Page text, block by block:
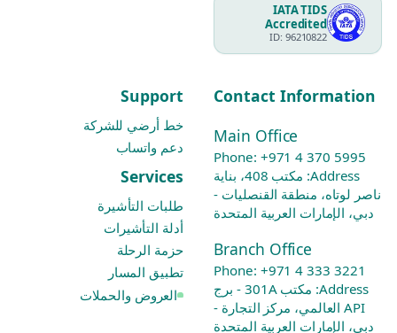
IATA TIDS
Accredited
ID: 96210822
Contact Information
Main Office
Phone: +971 4 370 5995
Address: مكتب 408، بناية
ناصر لوتاه، منطقة القنصليات -
دبي، الإمارات العربية المتحدة
Branch Office
Phone: +971 4 333 3221
Address: مكتب 301A - برج
API العالمي، مركز التجارة -
دبي، الإمارات العربية المتحدة
Support
خط أرضي للشركة
دعم واتساب
Services
طلبات التأشيرة
أدلة التأشيرات
حزمة الرحلة
تطبيق المسار
العروض والحملات